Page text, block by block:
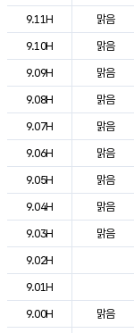
9.11H
맑음
9.10H
맑음
9.09H
맑음
9.08H
맑음
9.07H
맑음
9.06H
맑음
9.05H
맑음
9.04H
맑음
9.03H
맑음
9.02H
9.01H
9.00H
맑음